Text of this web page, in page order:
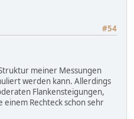
#54
meiner Messungen
werden kann. Allerdings
Flankensteigungen,
Rechteck schon sehr